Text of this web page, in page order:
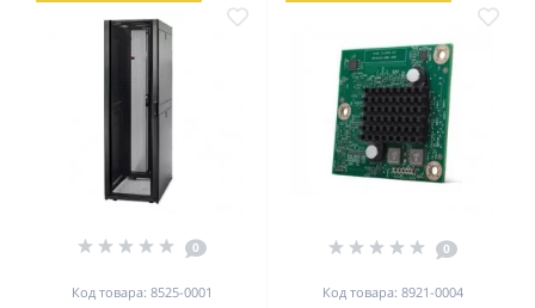
0
Код товара: 8525-0001
0
Код товара: 8921-0004